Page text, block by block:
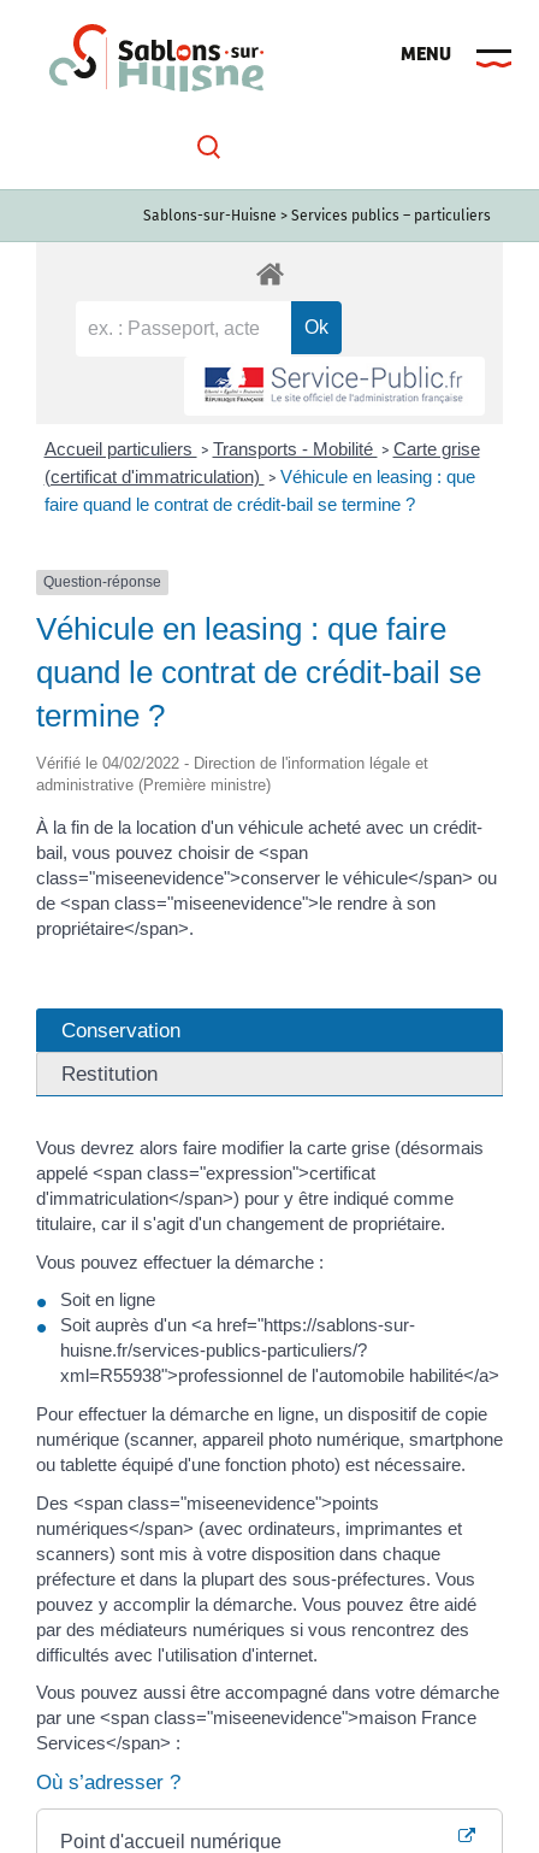
Sablons-sur-Huisne > Services publics – particuliers
Accueil particuliers > Transports - Mobilité > Carte grise
(certificat d'immatriculation) > Véhicule en leasing : que
faire quand le contrat de crédit-bail se termine ?
Question-réponse
Véhicule en leasing : que faire
quand le contrat de crédit-bail se
termine ?
Vérifié le 04/02/2022 - Direction de l'information légale et
administrative (Première ministre)
À la fin de la location d'un véhicule acheté avec un crédit-
bail, vous pouvez choisir de <span
class="miseenevidence">conserver le véhicule</span> ou
de <span class="miseenevidence">le rendre à son
propriétaire</span>.
Conservation
Restitution
Vous devrez alors faire modifier la carte grise (désormais
appelé <span class="expression">certificat
d'immatriculation</span>) pour y être indiqué comme
titulaire, car il s'agit d'un changement de propriétaire.
Vous pouvez effectuer la démarche :
Soit en ligne
Soit auprès d'un <a href="https://sablons-sur-
huisne.fr/services-publics-particuliers/?
xml=R55938">professionnel de l'automobile habilité</a>
Pour effectuer la démarche en ligne, un dispositif de copie
numérique (scanner, appareil photo numérique, smartphone
ou tablette équipé d'une fonction photo) est nécessaire.
Des <span class="miseenevidence">points
numériques</span> (avec ordinateurs, imprimantes et
scanners) sont mis à votre disposition dans chaque
préfecture et dans la plupart des sous-préfectures. Vous
pouvez y accomplir la démarche. Vous pouvez être aidé
par des médiateurs numériques si vous rencontrez des
difficultés avec l'utilisation d'internet.
Vous pouvez aussi être accompagné dans votre démarche
par une <span class="miseenevidence">maison France
Services</span> :
Où s’adresser ?
Point d'accueil numérique